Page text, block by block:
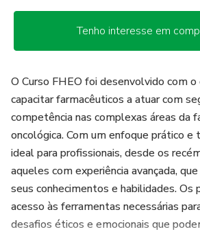
Tenho interesse em
O Curso FHEO foi desenvolvido com
capacitar farmacêuticos a atuar com
competência nas complexas áreas da
oncológica. Com um enfoque prático e
ideal para profissionais, desde os
aqueles com experiência avançada,
seus conhecimentos e habilidades. Os
acesso às ferramentas necessárias
desafios éticos e emocionais que